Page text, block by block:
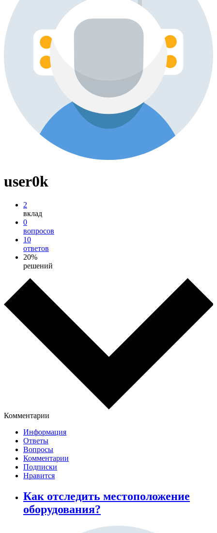
user0k
2
вклад
0
вопросов
10
ответов
20%
решений
Комментарии
Информация
Ответы
Вопросы
Комментарии
Подписки
Нравится
Как отследить местоположение
оборудования?